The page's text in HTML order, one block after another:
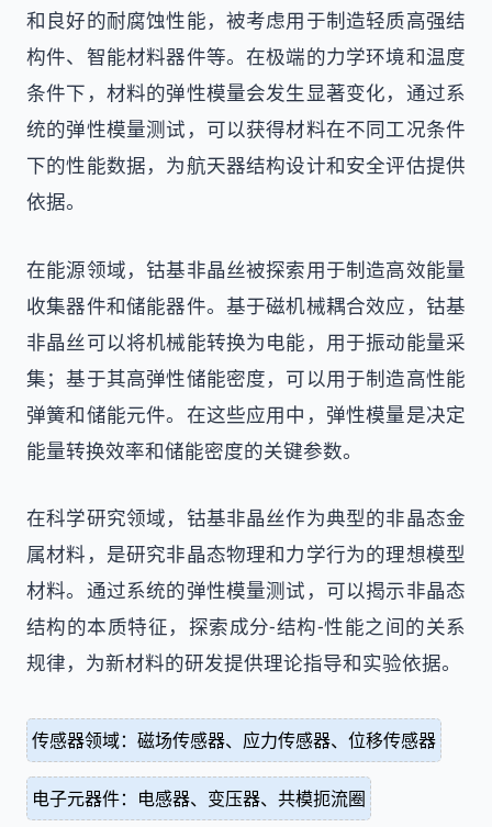
和良好的耐腐蚀性能，被考虑用于制造轻质高强结
构件、智能材料器件等。在极端的力学环境和温度
条件下，材料的弹性模量会发生显著变化，通过系
统的弹性模量测试，可以获得材料在不同工况条件
下的性能数据，为航天器结构设计和安全评估提供
依据。
在能源领域，钴基非晶丝被探索用于制造高效能量
收集器件和储能器件。基于磁机械耦合效应，钴基
非晶丝可以将机械能转换为电能，用于振动能量采
集；基于其高弹性储能密度，可以用于制造高性能
弹簧和储能元件。在这些应用中，弹性模量是决定
能量转换效率和储能密度的关键参数。
在科学研究领域，钴基非晶丝作为典型的非晶态金
属材料，是研究非晶态物理和力学行为的理想模型
材料。通过系统的弹性模量测试，可以揭示非晶态
结构的本质特征，探索成分-结构-性能之间的关系
规律，为新材料的研发提供理论指导和实验依据。
传感器领域：磁场传感器、应力传感器、位移传感器
电子元器件：电感器、变压器、共模扼流圈